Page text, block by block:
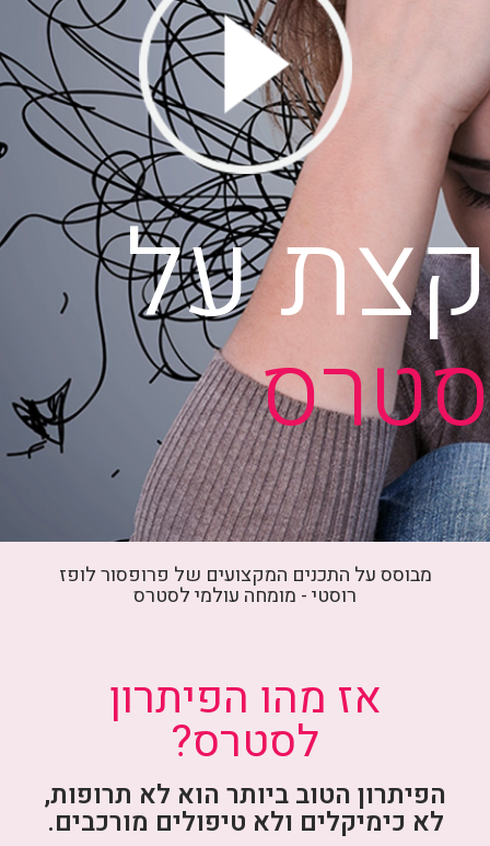
קצת על
סטרס
מבוסס על התכנים המקצועים של פרופסור לופז
רוסטי - מומחה עולמי לסטרס
אז מהו הפיתרון
לסטרס?
הפיתרון הטוב ביותר הוא לא תרופות,
לא כימיקלים ולא טיפולים מורכבים.